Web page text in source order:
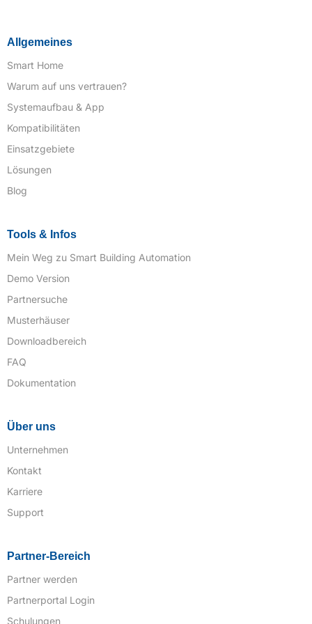
Allgemeines
Smart Home
Warum auf uns vertrauen?
Systemaufbau & App
Kompatibilitäten
Einsatzgebiete
Lösungen
Blog
Tools & Infos
Mein Weg zu Smart Building Automation
Demo Version
Partnersuche
Musterhäuser
Downloadbereich
FAQ
Dokumentation
Über uns
Unternehmen
Kontakt
Karriere
Support
Partner-Bereich
Partner werden
Partnerportal Login
Schulungen